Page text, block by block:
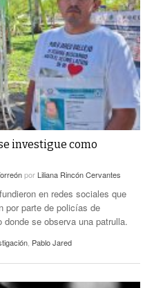
investigue como
por Liliana Rincón Cervantes
en redes sociales que
por parte de policías de
se observa una patrulla.
Pablo Jared